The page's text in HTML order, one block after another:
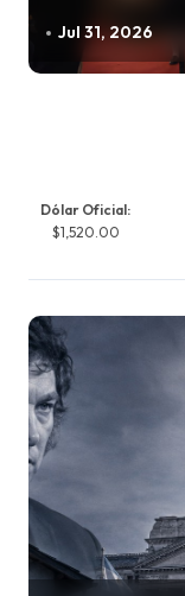
Jul 31, 2026
Dólar Oficial:
$1,520.00